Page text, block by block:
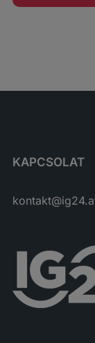
KAPCSOLAT